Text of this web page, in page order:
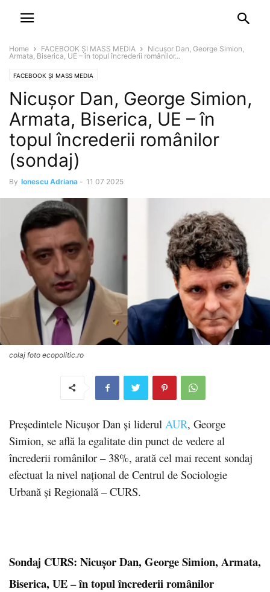
Home FACEBOOK ȘI MASS MEDIA
Nicușor Dan, George Simion,
Armata, Biserica, UE – în topul încrederii românilor...
FACEBOOK ȘI MASS MEDIA
Nicușor Dan, George Simion,
Armata, Biserica, UE – în
topul încrederii românilor
(sondaj)
By Ionescu Adriana - 11 07 2025
colaj foto ecopolitic.ro
Președintele Nicușor Dan și liderul AUR, George
Simion, se află la egalitate din punct de vedere al
încrederii românilor – 38%, arată cel mai recent sondaj
efectuat la nivel național de Centrul de Sociologie
Urbană și Regională – CURS.
Sondaj CURS: Nicușor Dan, George Simion, Armata,
Biserica, UE – în topul încrederii românilor